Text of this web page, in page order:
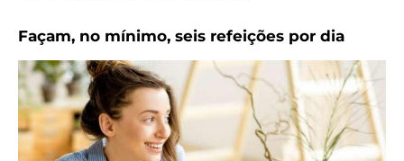
Façam, no mínimo, seis refeições por dia